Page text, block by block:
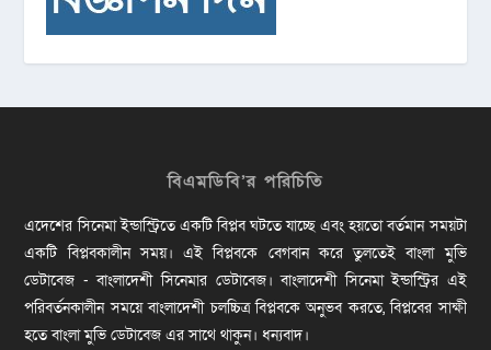
বিএমডিবি’র পরিচিতি
এদেশের সিনেমা ইন্ডাস্ট্রিতে একটি বিপ্লব ঘটতে যাচ্ছে এবং হয়তো বর্তমান সময়টা
একটি বিপ্লবকালীন সময়। এই বিপ্লবকে বেগবান করে তুলতেই বাংলা মুভি
ডেটাবেজ - বাংলাদেশী সিনেমার ডেটাবেজ। বাংলাদেশী সিনেমা ইন্ডাস্ট্রির এই
পরিবর্তনকালীন সময়ে বাংলাদেশী চলচ্চিত্র বিপ্লবকে অনুভব করতে, বিপ্লবের সাক্ষী
হতে বাংলা মুভি ডেটাবেজ এর সাথে থাকুন। ধন্যবাদ।